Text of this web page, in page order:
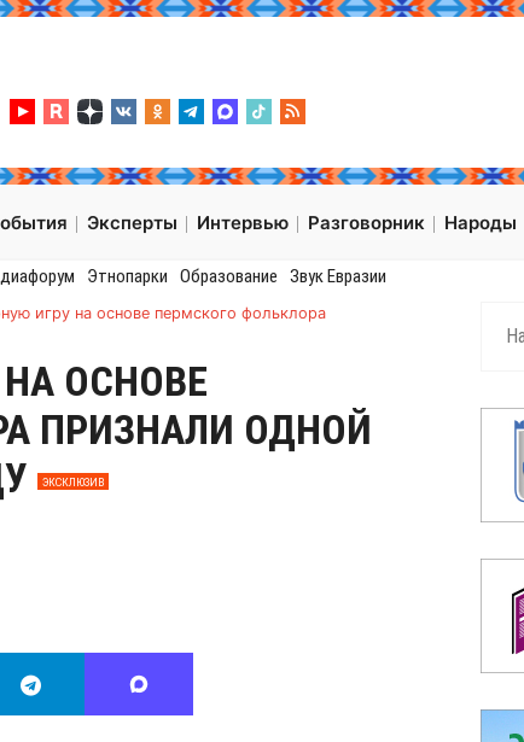
Эксперты Интервью Разговорник Народы
Этнопарки Образование Звук Евразии
игру на основе пермского фольклора
ОСНОВЕ
ПРИЗНАЛИ ОДНОЙ
ЭКСКЛЮЗИВ